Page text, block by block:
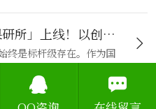
重磅官宣｜果缤纷——「果研所」上线！以创新之力，焕新水果消费新体验
终是标杆级存在。作为国
年，以全产...